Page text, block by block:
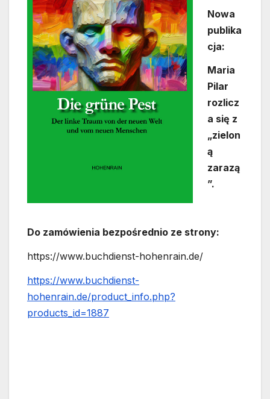
Nowa
publika
cja:
Maria
Pilar
rozlicz
a się z
„zielon
ą
zarazą
”.
Do zamówienia bezpośrednio ze strony:
https://www.buchdienst-hohenrain.de/
https://www.buchdienst-
hohenrain.de/product_info.php?
products_id=1887